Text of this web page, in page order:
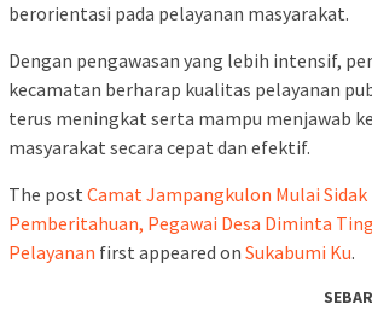
berorientasi pada pelayanan masyarakat.
Dengan pengawasan yang lebih intensif,
kecamatan berharap kualitas pelayanan
terus meningkat serta mampu menjawab
masyarakat secara cepat dan efektif.
The post Camat Jampangkulon Mulai Sidak
Pemberitahuan, Pegawai Desa Diminta
Pelayanan first appeared on Sukabumi Ku.